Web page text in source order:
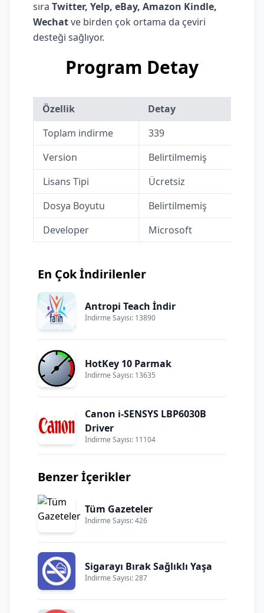
sıra Twitter, Yelp, eBay, Amazon Kindle,
Wechatve birden çok ortama da çeviri
desteği sağlıyor.
Program Detay
Özellik
Detay
Toplam indirme
339
Version
Belirtilmemiş
Lisans Tipi
Ücretsiz
Dosya Boyutu
Belirtilmemiş
Developer
Microsoft
En Çok İndirilenler
Antropi Teach İndir
İndirme Sayısı: 13890
HotKey 10 Parmak
İndirme Sayısı: 13635
Canon i-SENSYS LBP6030B
Driver
İndirme Sayısı: 11104
Benzer İçerikler
Tüm Gazeteler
İndirme Sayısı: 426
Sigarayı Bırak Sağlıklı Yaşa
İndirme Sayısı: 287